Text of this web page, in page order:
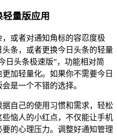
量版应用
或者对通知角标的容忍度极
条，或者更换今日头条的轻量
日头条极速版”，功能相对简
加轻量化。如果你不需要今日
是一个不错的选择。
自己的使用习惯和需求，轻松
恼人的小红点，不仅能让手机
的心理压力。调整好通知管理